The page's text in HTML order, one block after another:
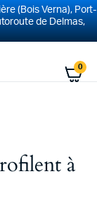
(Bois Verna), Port-
de Delmas,
0
à